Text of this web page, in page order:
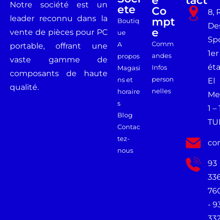
Notre société est un
leader reconnu dans la
vente de pièces pour PC
portable, offrant une
vaste gamme de
composants de haute
qualité.
Ete
Boutiq
ue
A
propos
Magasi
ns et
horaire
s
Blog
Contac
tez-
nous
Co
Mpt
E
Comm
andes
Infos
person
nelles
8,
1er
El
1 –
93
-